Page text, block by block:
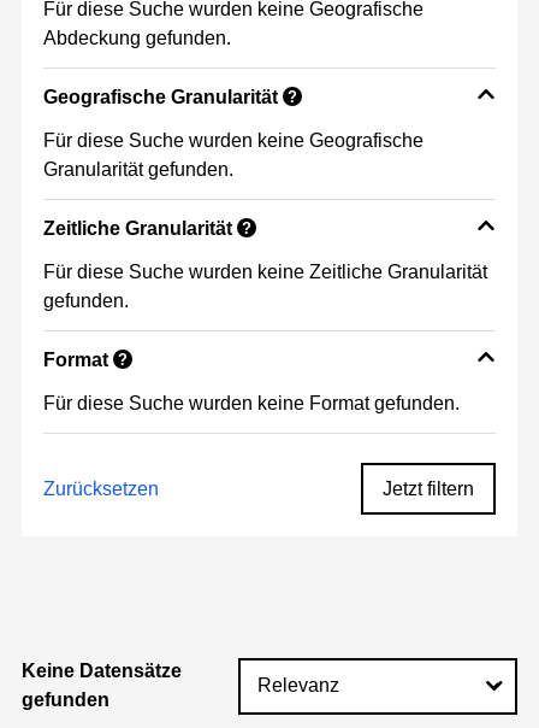
Für diese Suche wurden keine Geografische
Abdeckung gefunden.
Geografische Granularität ?
Für diese Suche wurden keine Geografische
Granularität gefunden.
Zeitliche Granularität ?
Für diese Suche wurden keine Zeitliche Granularität
gefunden.
Format ?
Für diese Suche wurden keine Format gefunden.
Zurücksetzen Jetzt filtern
Keine Datensätze
gefunden